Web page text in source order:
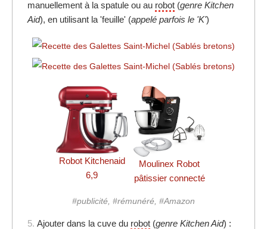
manuellement à la spatule ou au robot (genre Kitchen
Aid), en utilisant la 'feuille' (appelé parfois le 'K')
Robot Kitchenaid
6,9
Moulinex Robot
pâtissier connecté
#publicité, #rémunéré, #Amazon
5. Ajouter dans la cuve du robot (genre Kitchen Aid) :